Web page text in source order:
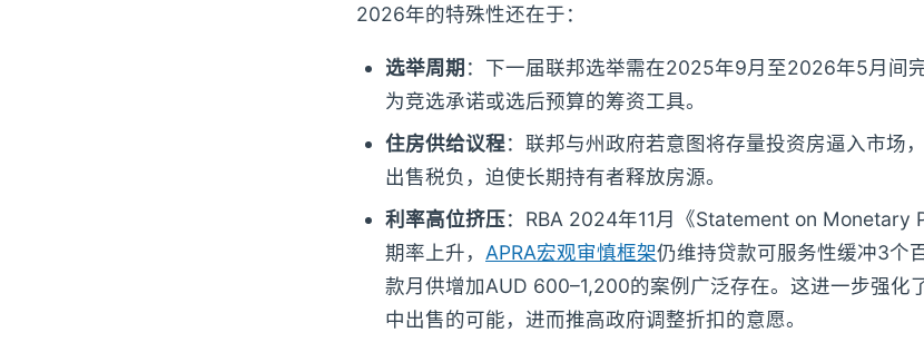
2026年的特殊性还在于：
选举周期 ：下一届联邦选举需在2025年9月至2026年5月间
为竞选承诺或选后预算的筹资工具。
住房供给议程：联邦与州政府若意图将存量投资房逼入市场
出售税负，迫使长期持有者释放房源。
利率高位挤压：RBA 2024年11月《Statement on Monetary
期率上升， APRA宏观审慎框架仍维持贷款可服务性缓冲3个
款月供增加AUD 600–1,200的案例广泛存在。这进一步强化
中出售的可能，进而推高政府调整折扣的意愿。